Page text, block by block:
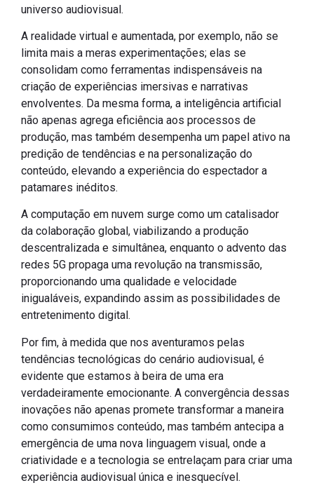
universo audiovisual.
A realidade virtual e aumentada, por exemplo, não se
limita mais a meras experimentações; elas se
consolidam como ferramentas indispensáveis na
criação de experiências imersivas e narrativas
envolventes. Da mesma forma, a inteligência artificial
não apenas agrega eficiência aos processos de
produção, mas também desempenha um papel ativo na
predição de tendências e na personalização do
conteúdo, elevando a experiência do espectador a
patamares inéditos.
A computação em nuvem surge como um catalisador
da colaboração global, viabilizando a produção
descentralizada e simultânea, enquanto o advento das
redes 5G propaga uma revolução na transmissão,
proporcionando uma qualidade e velocidade
inigualáveis, expandindo assim as possibilidades de
entretenimento digital.
Por fim, à medida que nos aventuramos pelas
tendências tecnológicas do cenário audiovisual, é
evidente que estamos à beira de uma era
verdadeiramente emocionante. A convergência dessas
inovações não apenas promete transformar a maneira
como consumimos conteúdo, mas também antecipa a
emergência de uma nova linguagem visual, onde a
criatividade e a tecnologia se entrelaçam para criar uma
experiência audiovisual única e inesquecível.